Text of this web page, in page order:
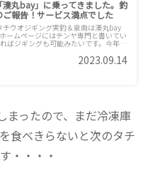
湊丸bay」に乗ってきました。釣
ご報告！サービス満点でした
ウオジギング実釣＆泉南は湊丸bay
ームページにはテンヤ専門と書いてい
ばジギングも可能みたいです。今年は
と聞いていたのですが実際はいかほど
い。 2023.09.14
まったので、まだ冷凍庫
食べきらないと次のタチ
・・・・